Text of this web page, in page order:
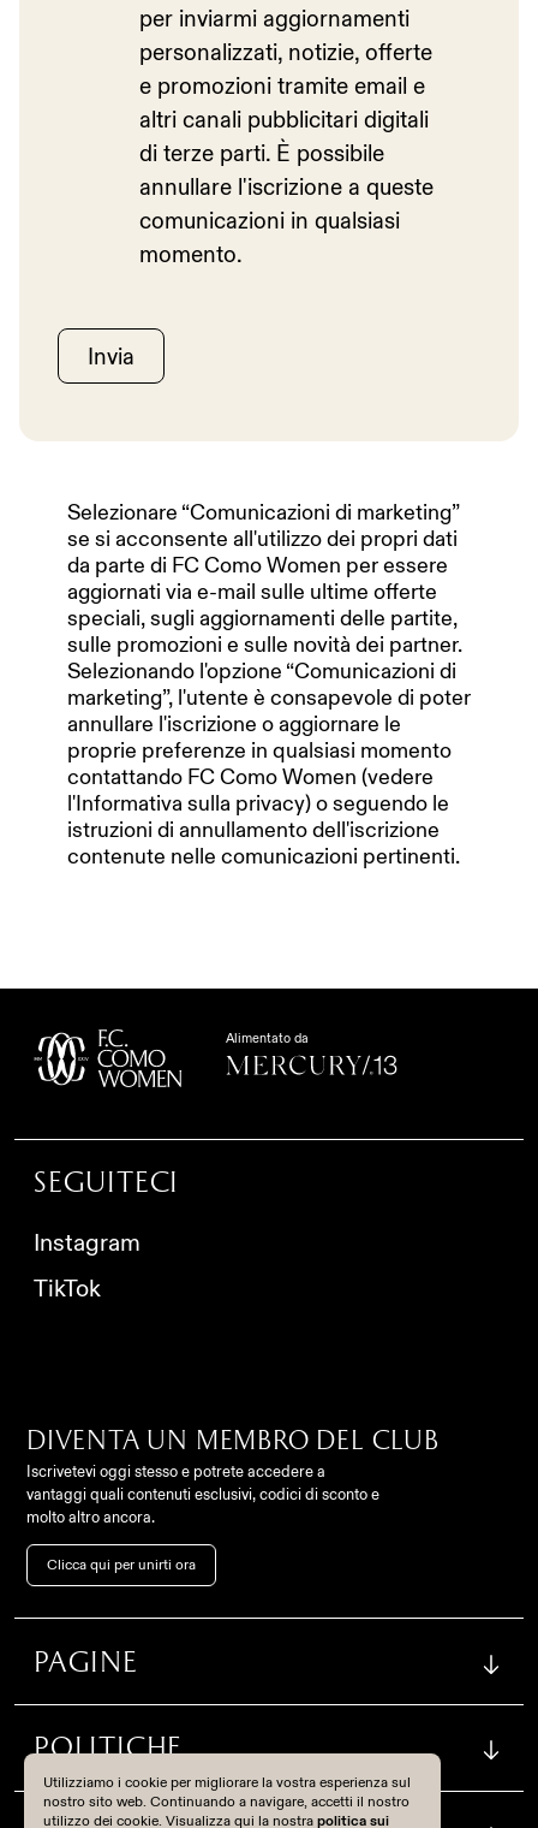
CHI SIAMO
NOTIZIE
STADIUM EXPERIENCE
Contatto
FC Como Women Srl,
Via Alessandro Volta,
Italia
Instagram
TikTok
Diventa un membro del club
Iscrivetevi oggi stesso e potrete accedere a vantaggi quali
per inviarmi aggiornamenti
personalizzati, notizie, offerte
e promozioni tramite email e
altri canali pubblicitari digitali
di terze parti. È possibile
annullare l'iscrizione a queste
comunicazioni in qualsiasi
momento.
Invia
Selezionare “Comunicazioni di marketing”
se si acconsente all'utilizzo dei propri dati
da parte di FC Como Women per essere
aggiornati via e-mail sulle ultime offerte
speciali, sugli aggiornamenti delle partite,
sulle promozioni e sulle novità dei partner.
Selezionando l'opzione “Comunicazioni di
marketing”, l'utente è consapevole di poter
annullare l'iscrizione o aggiornare le
proprie preferenze in qualsiasi momento
contattando FC Como Women (vedere
l'Informativa sulla privacy) o seguendo le
istruzioni di annullamento dell'iscrizione
contenute nelle comunicazioni pertinenti.
Alimentato da
Seguiteci
Instagram
TikTok
Diventa un membro del club
Iscrivetevi oggi stesso e potrete accedere a
vantaggi quali contenuti esclusivi, codici di sconto e
molto altro ancora.
Clicca qui per unirti ora
Pagine
Politiche
Utilizziamo i cookie per migliorare la vostra esperienza sul
nostro sito web. Continuando a navigare, accetti il nostro
utilizzo dei cookie. Visualizza qui la nostra politica sui